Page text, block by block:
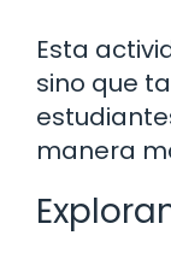
Esta
sino que
manera